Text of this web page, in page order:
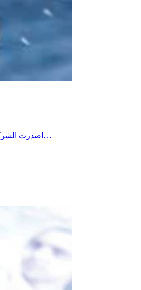
اصدرت الشركة الوطنية لاستغلال وتوزيع المياه بلاغا موجها لحرفائها بإقليمي المهدية وصفاقس الشمالية جاء فيه أنه تبعا لإنقطاع التيار الكهربائي الذي سجل مساء هذا اليوم الأحد 26…